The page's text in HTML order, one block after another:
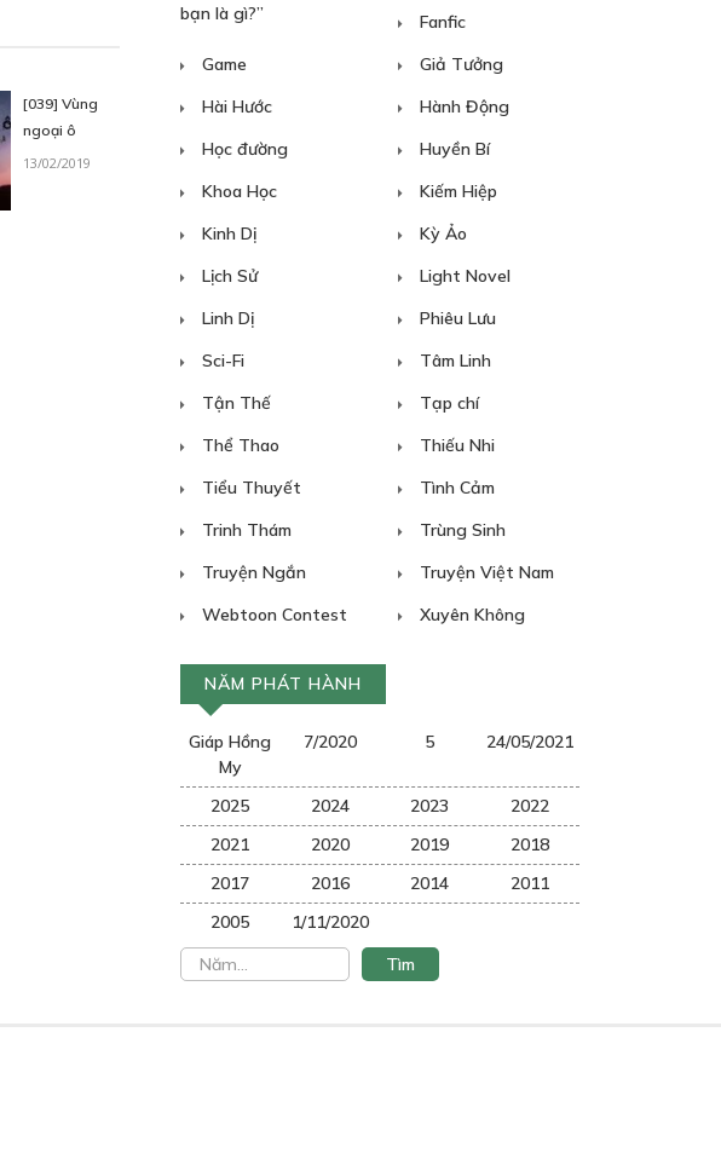
[039] Vùng
ngoại ô
13/02/2019
bạn là gì?”
Fanfic
Game
Giả Tưởng
Hài Hước
Hành Động
Học đường
Huyền Bí
Khoa Học
Kiếm Hiệp
Kinh Dị
Kỳ Ảo
Lịch Sử
Light Novel
Linh Dị
Phiêu Lưu
Sci-Fi
Tâm Linh
Tận Thế
Tạp chí
Thể Thao
Thiếu Nhi
Tiểu Thuyết
Tình Cảm
Trinh Thám
Trùng Sinh
Truyện Ngắn
Truyện Việt Nam
Webtoon Contest
Xuyên Không
NĂM PHÁT HÀNH
Giáp Hồng
My
7/2020 5 24/05/2021
2025 2024 2023
2022
2021
2020 2019
2018
2017
2016 2014
2011
2005
1/11/2020